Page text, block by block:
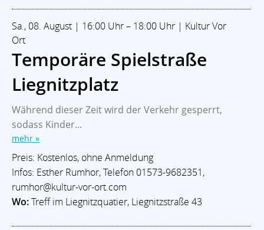
Sa., 08. August | 16:00 Uhr – 18:00 Uhr | Kultur Vor
Ort
Temporäre Spielstraße
Liegnitzplatz
Während dieser Zeit wird der Verkehr gesperrt,
sodass Kinder...
mehr »
Preis: Kostenlos, ohne Anmeldung
Infos: Esther Rumhor, Telefon 01573-9682351,
rumhor@kultur-vor-ort.com
Wo:Treff im Liegnitzquatier, Liegnitzstraße 43